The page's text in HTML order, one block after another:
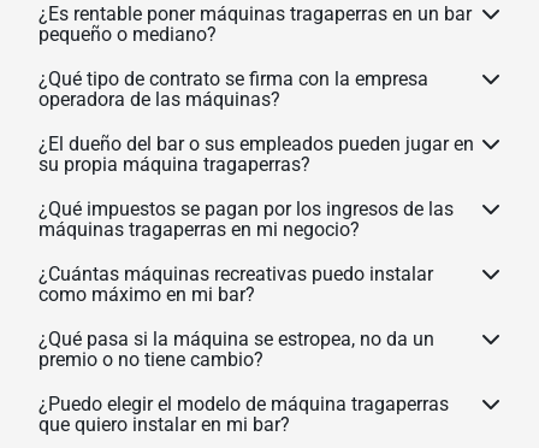
¿Es rentable poner máquinas tragaperras en un bar
pequeño o mediano?
¿Qué tipo de contrato se firma con la empresa
operadora de las máquinas?
¿El dueño del bar o sus empleados pueden jugar en
su propia máquina tragaperras?
¿Qué impuestos se pagan por los ingresos de las
máquinas tragaperras en mi negocio?
¿Cuántas máquinas recreativas puedo instalar
como máximo en mi bar?
¿Qué pasa si la máquina se estropea, no da un
premio o no tiene cambio?
¿Puedo elegir el modelo de máquina tragaperras
que quiero instalar en mi bar?